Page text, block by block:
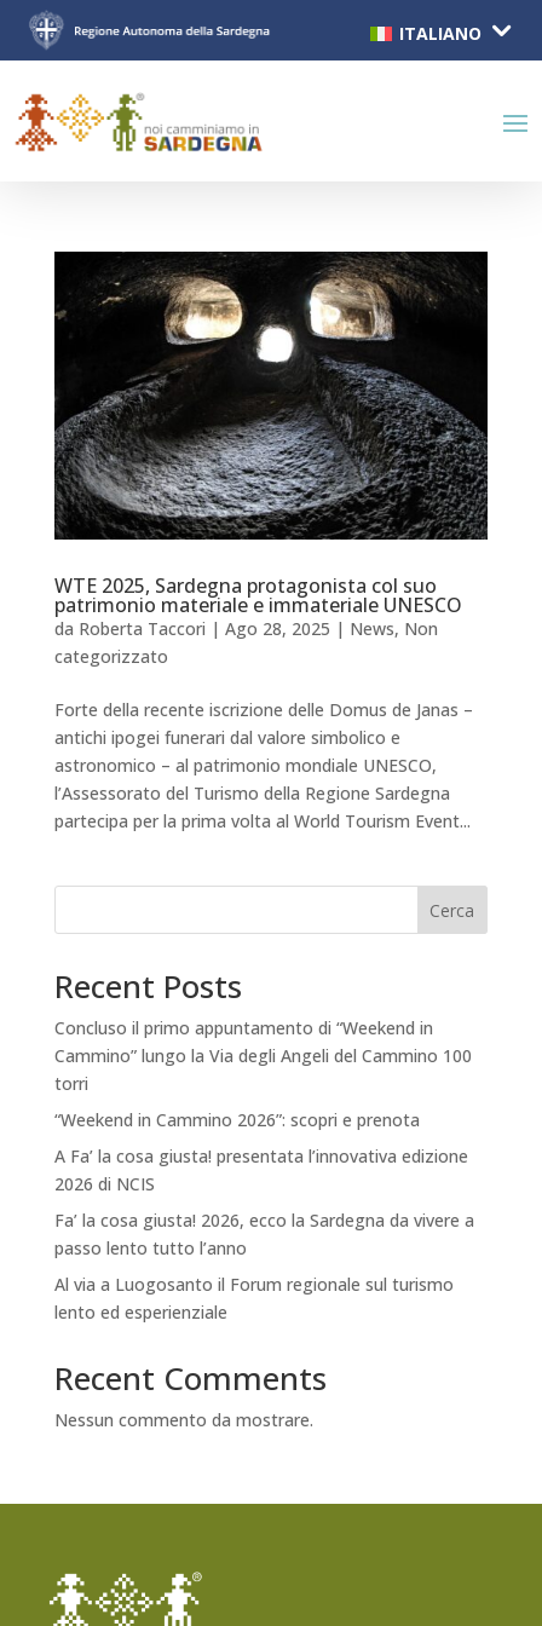
ITALIANO
WTE 2025, Sardegna protagonista col suo
patrimonio materiale e immateriale UNESCO
da Roberta Taccori | Ago 28, 2025 | News, Non
categorizzato
Forte della recente iscrizione delle Domus de Janas –
antichi ipogei funerari dal valore simbolico e
astronomico – al patrimonio mondiale UNESCO,
l’Assessorato del Turismo della Regione Sardegna
partecipa per la prima volta al World Tourism Event...
Cerca
Recent Posts
Concluso il primo appuntamento di “Weekend in
Cammino” lungo la Via degli Angeli del Cammino 100
torri
“Weekend in Cammino 2026”: scopri e prenota
A Fa’ la cosa giusta! presentata l’innovativa edizione
2026 di NCIS
Fa’ la cosa giusta! 2026, ecco la Sardegna da vivere a
passo lento tutto l’anno
Al via a Luogosanto il Forum regionale sul turismo
lento ed esperienziale
Recent Comments
Nessun commento da mostrare.